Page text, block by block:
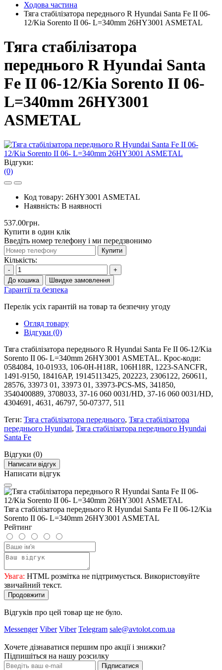
Ходова частина
Тяга стабілізатора переднього R Hyundai Santa Fe II 06-
12/Kia Sorento II 06- L=340mm 26HY3001 ASMETAL
Тяга стабілізатора
переднього R Hyundai Santa
Fe II 06-12/Kia Sorento II 06-
L=340mm 26HY3001
ASMETAL
Відгуки:
(0)
Код товару: 26HY3001 ASMETAL
Наявність: В наявності
537.00грн.
Купити в один клік
Введіть номер телефону і ми передзвонимо
Купити
Кількість:
-
+
До кошика
Швидке замовлення
Гарантії та безпека
Перелік усіх гарантій на товар та безпечну угоду
Огляд товару
Відгуки (0)
Тяга стабілізатора переднього R Hyundai Santa Fe II 06-12/Kia
Sorento II 06- L=340mm 26HY3001 ASMETAL. Крос-коди:
0584084, 10-01933, 106-0H-H18R, 106H18R, 1223-SANCFR,
1491-9150, 18416AP, 19145113425, 202223, 2306122, 260611,
28576, 33973 01, 33973 01, 33973-PCS-MS, 341850,
3540400889, 3708033, 37-16 060 0031/HD, 37-16 060 0031/HD,
4304691, 4631, 46797, 50-07377, 511
Теги: Тяга стабілізатора переднього, Тяга стабілізатора
переднього Hyundai, Тяга стабілізатора переднього Hyundai
Santa Fe
Відгуки (0)
Написати відгук
Написати відгук
Тяга стабілізатора переднього R Hyundai Santa Fe II 06-12/Kia
Sorento II 06- L=340mm 26HY3001 ASMETAL
Рейтинг
Увага: HTML розмітка не підтримується. Використовуйте
звичайний текст.
Продовжити
Відгуків про цей товар ще не було.
Messenger Viber Viber Telegram sale@avtolot.com.ua
Хочете дізнаватися першим про акції і знижки?
Підпишіться на нашу розсилку
Підписатися